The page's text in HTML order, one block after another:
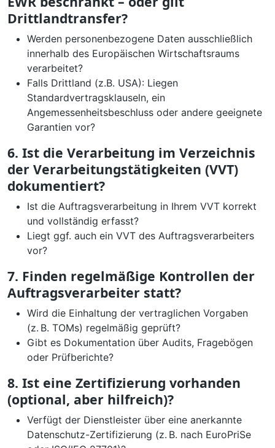
Drittlandtransfer?
Werden personenbezogene Daten ausschließlich
innerhalb des Europäischen Wirtschaftsraums
verarbeitet?
Falls Drittland (z.B. USA): Liegen
Standardvertragsklauseln, ein
Angemessenheitsbeschluss oder andere geeignete
Garantien vor?
6. Ist die Verarbeitung im Verzeichnis
der Verarbeitungstätigkeiten (VVT)
dokumentiert?
Ist die Auftragsverarbeitung in Ihrem VVT korrekt
und vollständig erfasst?
Liegt ggf. auch ein VVT des Auftragsverarbeiters
vor?
7. Finden regelmäßige Kontrollen der
Auftragsverarbeiter statt?
Wird die Einhaltung der vertraglichen Vorgaben
(z. B. TOMs) regelmäßig geprüft?
Gibt es Dokumentation über Audits, Fragebögen
oder Prüfberichte?
8. Ist eine Zertifizierung vorhanden
(optional, aber hilfreich)?
Verfügt der Dienstleister über eine anerkannte
Datenschutz-Zertifizierung (z. B. nach EuroPriSe